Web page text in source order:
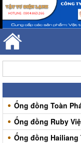
Ống đồng Toàn
Ống đồng Ruby
Ống đồng Hailiang